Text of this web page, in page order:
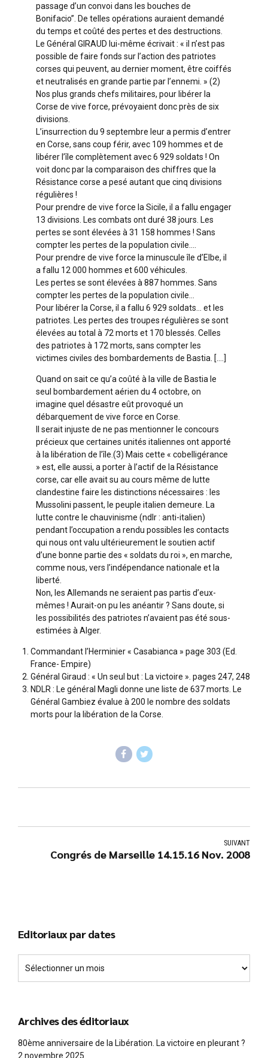
passage d’un convoi dans les bouches de
Bonifacio”. De telles opérations auraient demandé
du temps et coûté des pertes et des destructions.
Le Général GIRAUD lui-même écrivait : « il n’est pas
possible de faire fonds sur l’action des patriotes
corses qui peuvent, au dernier moment, être coiffés
et neutralisés en grande partie par l’ennemi. » (2)
Nos plus grands chefs militaires, pour libérer la
Corse de vive force, prévoyaient donc près de six
divisions.
L’insurrection du 9 septembre leur a permis d’entrer
en Corse, sans coup férir, avec 109 hommes et de
libérer l’île complètement avec 6 929 soldats ! On
voit donc par la comparaison des chiffres que la
Résistance corse a pesé autant que cinq divisions
régulières !
Pour prendre de vive force la Sicile, il a fallu engager
13 divisions. Les combats ont duré 38 jours. Les
pertes se sont élevées à 31 158 hommes ! Sans
compter les pertes de la population civile….
Pour prendre de vive force la minuscule île d’Elbe, il
a fallu 12 000 hommes et 600 véhicules.
Les pertes se sont élevées à 887 hommes. Sans
compter les pertes de la population civile…
Pour libérer la Corse, il a fallu 6 929 soldats… et les
patriotes. Les pertes des troupes régulières se sont
élevées au total à 72 morts et 170 blessés. Celles
des patriotes à 172 morts, sans compter les
victimes civiles des bombardements de Bastia. [….]
Quand on sait ce qu’a coûté à la ville de Bastia le
seul bombardement aérien du 4 octobre, on
imagine quel désastre eût provoqué un
débarquement de vive force en Corse.
Il serait injuste de ne pas mentionner le concours
précieux que certaines unités italiennes ont apporté
à la libération de l’île.(3) Mais cette « cobelligérance
» est, elle aussi, a porter à l’actif de la Résistance
corse, car elle avait su au cours même de lutte
clandestine faire les distinctions nécessaires : les
Mussolini passent, le peuple italien demeure. La
lutte contre le chauvinisme (ndlr : anti-italien)
pendant l’occupation a rendu possibles les contacts
qui nous ont valu ultérieurement le soutien actif
d’une bonne partie des « soldats du roi », en marche,
comme nous, vers l’indépendance nationale et la
liberté.
Non, les Allemands ne seraient pas partis d’eux-
mêmes ! Aurait-on pu les anéantir ? Sans doute, si
les possibilités des patriotes n’avaient pas été sous-
estimées à Alger.
Commandant l’Herminier « Casabianca » page 303 (Ed.
France- Empire)
Général Giraud : « Un seul but : La victoire ». pages 247, 248
NDLR : Le général Magli donne une liste de 637 morts. Le
Général Gambiez évalue à 200 le nombre des soldats
morts pour la libération de la Corse.
SUIVANT
Congrés de Marseille 14.15.16 Nov. 2008
Editoriaux par dates
Archives des éditoriaux
80ème anniversaire de la Libération. La victoire en pleurant ?
2 novembre 2025